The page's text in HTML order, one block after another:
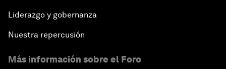
Liderazgo y gobernanza
Nuestra repercusión
Más información sobre el Foro